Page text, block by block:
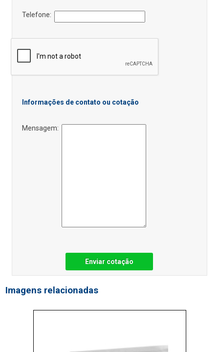
Telefone:
Informações de contato ou cotação
Mensagem:
Enviar cotação
Imagens relacionadas